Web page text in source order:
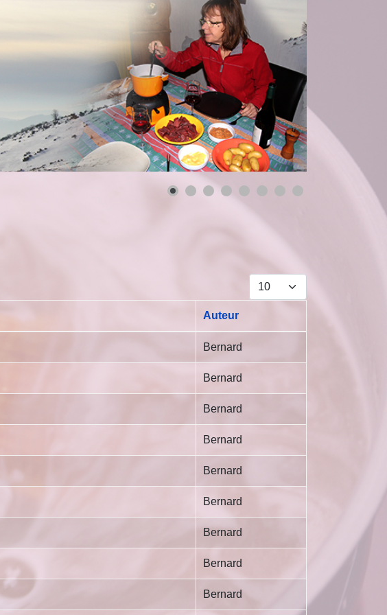
Afficher #
Auteur
Bernard
Bernard
Bernard
Bernard
Bernard
Bernard
Bernard
Bernard
Bernard